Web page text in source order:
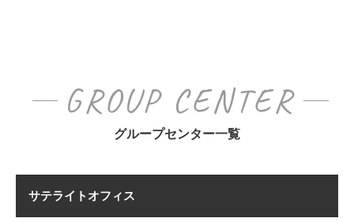
GROUP CENTER
グループセンター一覧
サテライトオフィス